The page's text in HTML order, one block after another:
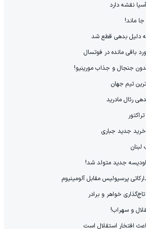
نقشه دارد
جا ماند!
به دلیل بدهی قطع شد
باقی مانده در فوتسال
جنجال و جذاب مورینیو!
تیم جهان
رئال مادرید
خرید جدید جباری
جدید متولد شد!
پرسپولیس مقابل آلومینیوم
خواهر و برادر
و سهراب!
افتخار استقلال است